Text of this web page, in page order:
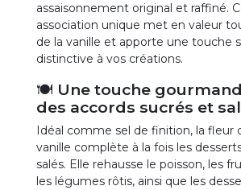
assaisonnement original et raffiné.
association unique met en valeur
de la vanille et apporte une touche
distinctive à vos créations.
🍽️ Une touche
des accords sucrés et
Idéal comme sel de finition, la fleur
vanille complète à la fois les
salés. Elle rehausse le poisson, les
les légumes rôtis, ainsi que les